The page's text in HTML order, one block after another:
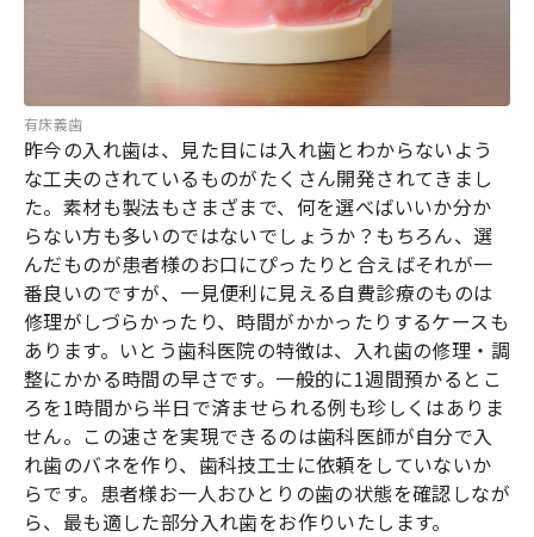
有床義歯
昨今の入れ歯は、見た目には入れ歯とわからないよう
な工夫のされているものがたくさん開発されてきまし
た。素材も製法もさまざまで、何を選べばいいか分か
らない方も多いのではないでしょうか？もちろん、選
んだものが患者様のお口にぴったりと合えばそれが一
番良いのですが、一見便利に見える自費診療のものは
修理がしづらかったり、時間がかかったりするケースも
あります。いとう歯科医院の特徴は、入れ歯の修理・調
整にかかる時間の早さです。一般的に1週間預かるとこ
ろを1時間から半日で済ませられる例も珍しくはありま
せん。この速さを実現できるのは歯科医師が自分で入
れ歯のバネを作り、歯科技工士に依頼をしていないか
らです。患者様お一人おひとりの歯の状態を確認しなが
ら、最も適した部分入れ歯をお作りいたします。